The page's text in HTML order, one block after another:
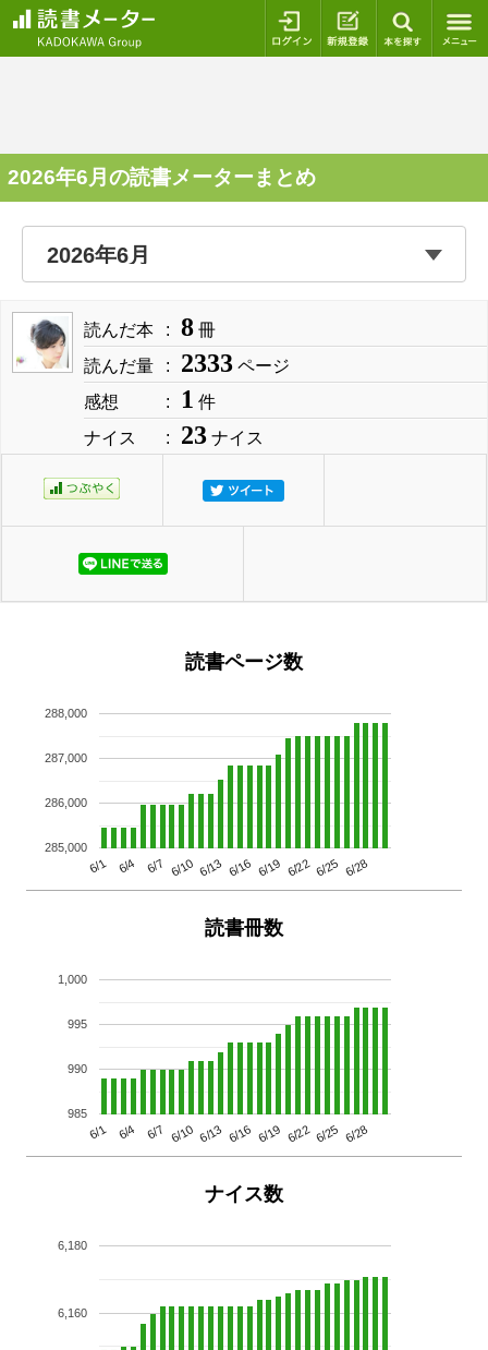
ログイン 新規登録
2026年6月の読書メーターまとめ
読んだ本 8 冊
読んだ量
2333 ページ
感想
1 件
ナイス
23 ナイス
読書ページ数
6/1 6/4 6/7 6/10 6/13 6/16 6/19 6/22 6/25 6/28
285,000
286,000
287,000
288,000
読書冊数
6/1 6/4 6/7 6/10 6/13 6/16 6/19 6/22 6/25 6/28
985
990
995
1,000
ナイス数
6,160
6,180